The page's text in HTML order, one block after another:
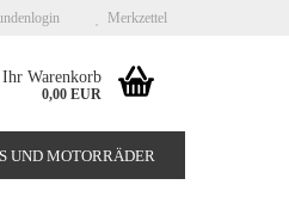
Merkzettel
Ihr Warenkorb
0,00 EUR
UND MOTORRÄDER